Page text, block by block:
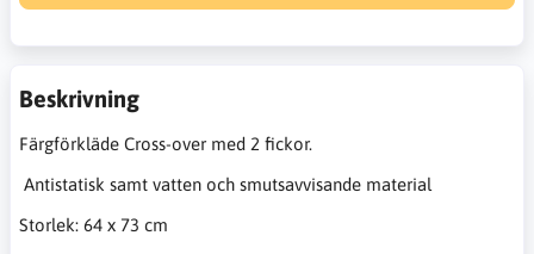
Beskrivning
Färgförkläde Cross-over med 2 fickor.
Antistatisk samt vatten och smutsavvisande material
Storlek: 64 x 73 cm